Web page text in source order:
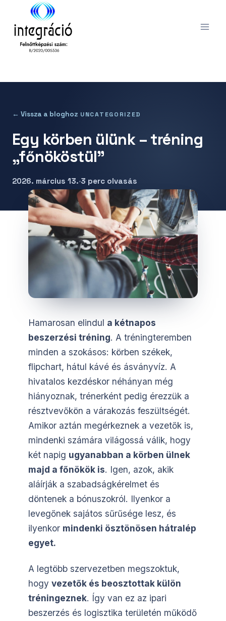
content
← Vissza a bloghoz UNCATEGORIZED
Egy körben ülünk – tréning
„főnököstül”
2026. március 13.·3 perc olvasás
Hamarosan elindul a kétnapos
beszerzési tréning. A tréningteremben
minden a szokásos: körben székek,
flipchart, hátul kávé és ásványvíz. A
hivatalos kezdéskor néhányan még
hiányoznak, trénerként pedig érezzük a
résztvevőkön a várakozás feszültségét.
Amikor aztán megérkeznek a vezetők is,
mindenki számára világossá válik, hogy
két napig ugyanabban a körben ülnek
majd a főnökök is. Igen, azok, akik
aláírják a szabadságkérelmet és
döntenek a bónuszokról. Ilyenkor a
levegőnek sajátos sűrűsége lesz, és
ilyenkor mindenki ösztönösen hátralép
egyet.
A legtöbb szervezetben megszoktuk,
hogy vezetők és beosztottak külön
tréningeznek. Így van ez az ipari
beszerzés és logisztika területén működő